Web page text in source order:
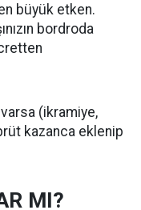
büyük etken.
bordroda
(ikramiye,
kazanca eklenip
MI?